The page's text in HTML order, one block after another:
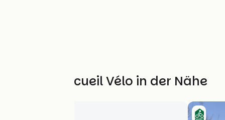
Weitere Accueil Vélo in der Nähe